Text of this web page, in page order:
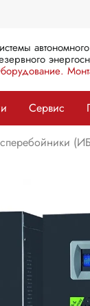
Сервис